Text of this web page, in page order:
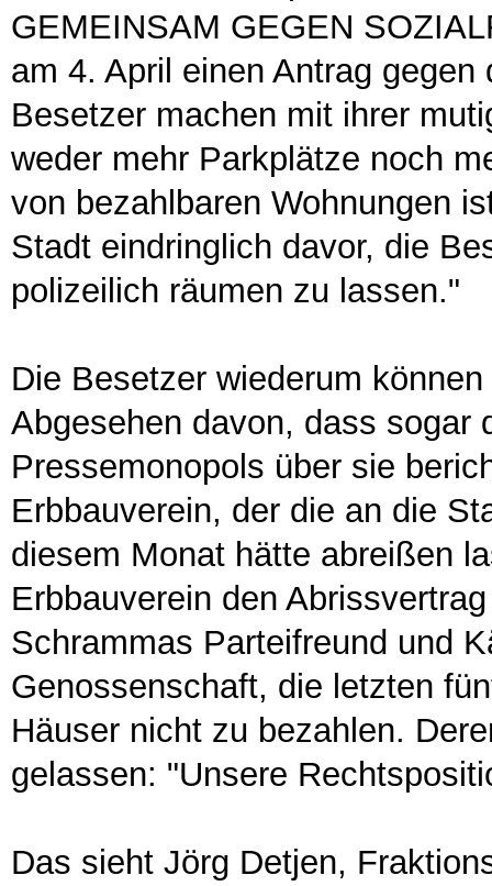
GEMEINSAM GEGEN
am 4. April einen Antrag
Besetzer machen mit ihrer
weder mehr Parkplätze noch
von bezahlbaren Wohnungen
Stadt eindringlich davor, die
polizeilich räumen zu lassen."
Die Besetzer wiederum
Abgesehen davon, dass sogar
Pressemonopols über sie
Erbbauverein, der die an die
diesem Monat hätte abreißen
Erbbauverein den
Schrammas Parteifreund und
Genossenschaft, die letzten
Häuser nicht zu bezahlen.
gelassen: "Unsere
Das sieht Jörg Detjen,